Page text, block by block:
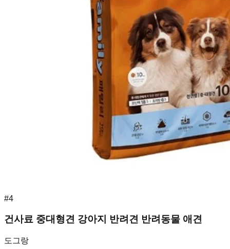
#4
건사료 중대형견 강아지 반려견 반려동물 애견
도그랑